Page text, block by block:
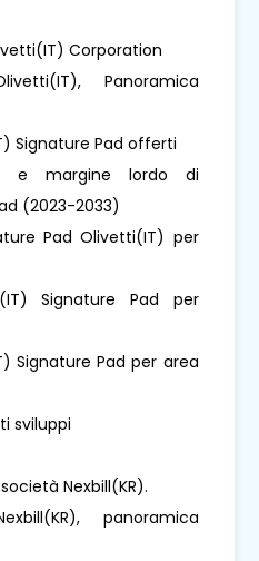
Corporation
Panoramica
Signature Pad offerti
e margine lordo di
(2023-2033)
Pad Olivetti(IT) per
Signature Pad per
Signature Pad per area
sviluppi
Nexbill(KR).
panoramica